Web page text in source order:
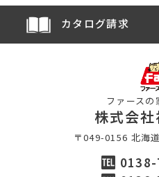
カタログ請求
ファースの
株式会
〒049-0156 北海